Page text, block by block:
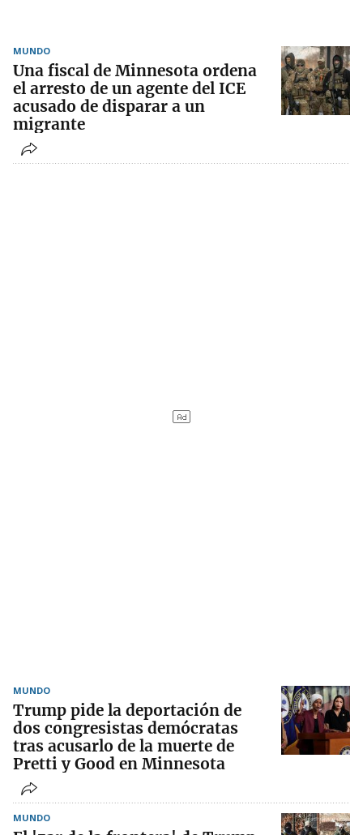
MUNDO
Una fiscal de Minnesota ordena
el arresto de un agente del ICE
acusado de disparar a un
migrante
MUNDO
Trump pide la deportación de
dos congresistas demócratas
tras acusarlo de la muerte de
Pretti y Good en Minnesota
MUNDO